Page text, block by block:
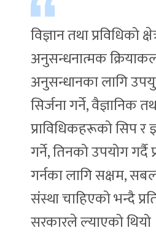
विज्ञान तथा प्रविधिको
अनुसन्धनात्मक
अनुसन्धानका लागि
सिर्जना गर्ने, वैज्ञानिक
प्राविधिकहरूको सिप र
गर्ने, तिनको उपयोग
गर्नका लागि सक्षम,
संस्था चाहिएको भन्दै
सरकारले ल्याएको थियो